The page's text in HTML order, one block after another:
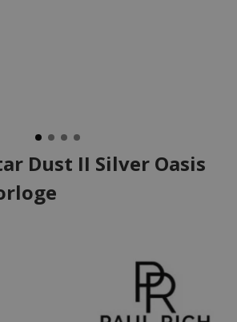
Dust II Silver Oasis